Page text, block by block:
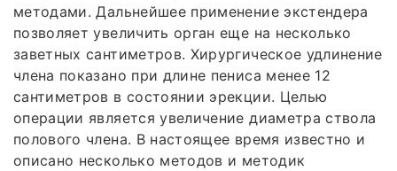
методами. Дальнейшее применение экстендера
позволяет увеличить орган еще на несколько
заветных сантиметров. Хирургическое удлинение
члена показано при длине пениса менее 12
сантиметров в состоянии эрекции. Целью
операции является увеличение диаметра ствола
полового члена. В настоящее время известно и
описано несколько методов и методик